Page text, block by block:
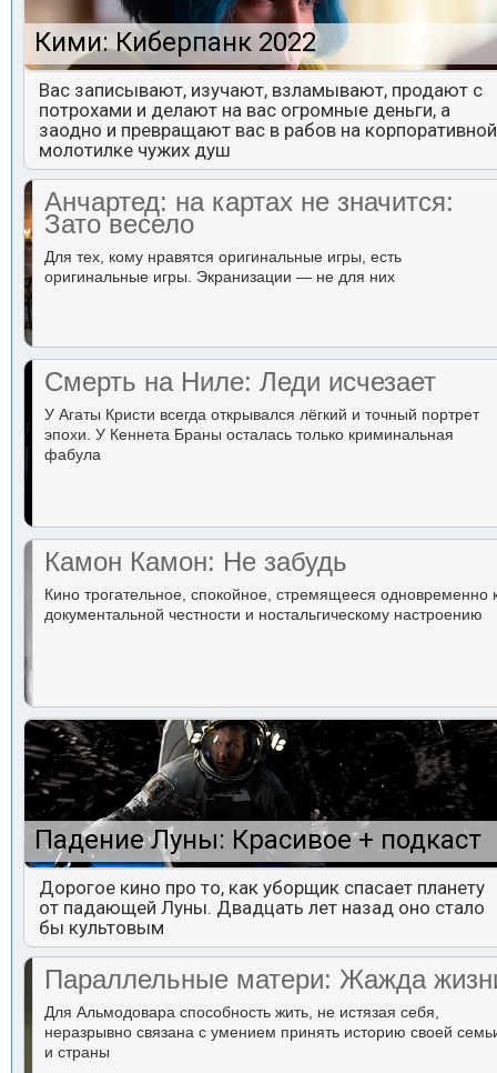
Кими: Киберпанк 2022
Вас записывают, изучают, взламывают, продают с
потрохами и делают на вас огромные деньги, а
заодно и превращают вас в рабов на корпоративной
молотилке чужих душ
Анчартед: на картах не значится:
Зато весело
Для тех, кому нравятся оригинальные игры, есть
оригинальные игры. Экранизации — не для них
Смерть на Ниле: Леди исчезает
У Агаты Кристи всегда открывался лёгкий и точный портрет
эпохи. У Кеннета Браны осталась только криминальная
фабула
Камон Камон: Не забудь
Кино трогательное, спокойное, стремящееся одновременно
документальной честности и ностальгическому настроению
Падение Луны: Красивое + подкаст
Дорогое кино про то, как уборщик спасает планету
от падающей Луны. Двадцать лет назад оно стало
бы культовым
Параллельные матери: Жажда
Для Альмодовара способность жить, не истязая себя,
неразрывно связана с умением принять историю своей
и страны